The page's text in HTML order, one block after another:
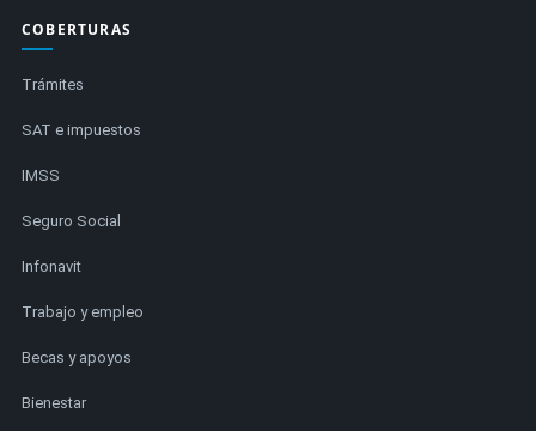
COBERTURAS
Trámites
SAT e impuestos
IMSS
Seguro Social
Infonavit
Trabajo y empleo
Becas y apoyos
Bienestar